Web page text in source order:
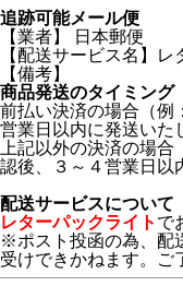
追跡可能メール便
【業者】 日本郵便
【配送サービス名】レ
【備考】
商品発送のタイミング
前払い決済の場合（
営業日以内に発送いた
上記以外の決済の場
認後、３～４営業日以
配送サービスについて
レターパックライト で
※ポスト投函の為、配
受けできかねます。ご